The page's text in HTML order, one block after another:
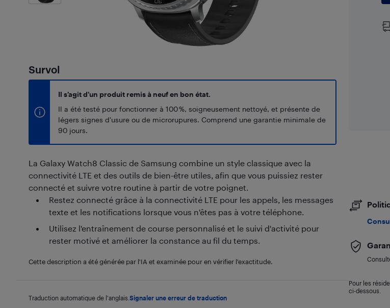
Survol
Il s’agit d’un produit remis à neuf en bon état.
Il a été testé pour fonctionner à 100 %, soigneusement nettoyé, et présente de
légers signes d'usure ou de microrupures. Comprend une garantie minimale de
90 jours.
La Galaxy Watch8 Classic de Samsung combine un style classique avec la
connectivité LTE et des outils de bien-être utiles, afin que vous puissiez rester
connecté et suivre votre routine à partir de votre poignet.
Restez connecté grâce à la connectivité LTE pour les appels, les messages
texte et les notifications lorsque vous n'êtes pas à votre téléphone.
Utilisez l'entraînement de course personnalisé et le suivi d'activité pour
rester motivé et améliorer la constance au fil du temps.
Cette description a été générée par l'IA et examinée pour en vérifier l'exactitude.
Traduction automatique de l'anglais. Signaler une erreur de traduction
Pour les
ci-dessous.